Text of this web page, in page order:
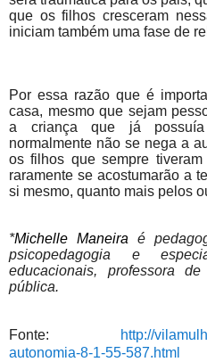
que os filhos cresceram
iniciam também uma fase de
Por essa razão que é
casa, mesmo que sejam
a criança que já possuía
normalmente não se nega a
os filhos que sempre
raramente se acostumarão a
si mesmo, quanto mais pelos
*Michelle Maneira é
psicopedagogia e
educacionais, professora
pública.
Fonte:
http://
autonomia-8-1-55-587.html